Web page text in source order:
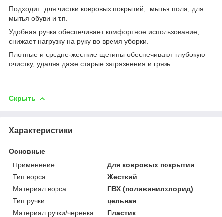
Подходит для чистки ковровых покрытий, мытья пола, для
мытья обуви и т.п.
Удобная ручка обеспечивает комфортное использование,
снижает нагрузку на руку во время уборки.
Плотные и средне-жесткие щетины обеспечивают глубокую
очистку, удаляя даже старые загрязнения и грязь.
Скрыть
Характеристики
Основные
Применение
Для ковровых покрытий
Тип ворса
Жесткий
Материал ворса
ПВХ (поливинилхлорид)
Тип ручки
цельная
Материал ручки/черенка
Пластик